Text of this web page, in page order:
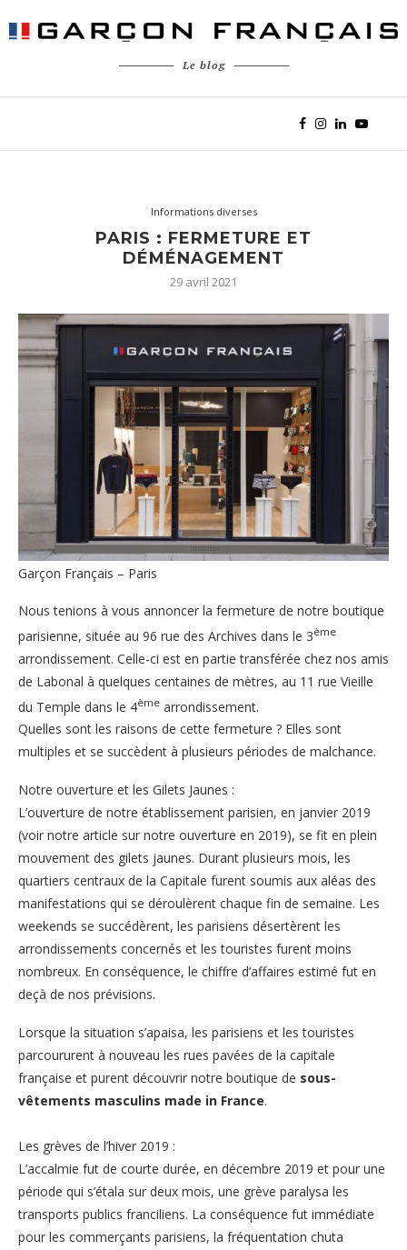
Le blog
Informations diverses
PARIS : FERMETURE ET
DÉMÉNAGEMENT
29 avril 2021
Garçon Français – Paris
Nous tenions à vous annoncer la fermeture de notre boutique
parisienne, située au 96 rue des Archives dans le 3ème
arrondissement. Celle-ci est en partie transférée chez nos amis
de Labonal à quelques centaines de mètres, au 11 rue Vieille
du Temple dans le 4ème arrondissement.
Quelles sont les raisons de cette fermeture ? Elles sont
multiples et se succèdent à plusieurs périodes de malchance.
Notre ouverture et les Gilets Jaunes :
L’ouverture de notre établissement parisien, en janvier 2019
(voir notre article sur notre ouverture en 2019), se fit en plein
mouvement des gilets jaunes. Durant plusieurs mois, les
quartiers centraux de la Capitale furent soumis aux aléas des
manifestations qui se déroulèrent chaque fin de semaine. Les
weekends se succédèrent, les parisiens désertèrent les
arrondissements concernés et les touristes furent moins
nombreux. En conséquence, le chiffre d’affaires estimé fut en
deçà de nos prévisions.
Lorsque la situation s’apaisa, les parisiens et les touristes
parcoururent à nouveau les rues pavées de la capitale
française et purent découvrir notre boutique de sous-
vêtements masculins made in France.
Les grèves de l’hiver 2019 :
L’accalmie fut de courte durée, en décembre 2019 et pour une
période qui s’étala sur deux mois, une grève paralysa les
transports publics franciliens. La conséquence fut immédiate
pour les commerçants parisiens, la fréquentation chuta